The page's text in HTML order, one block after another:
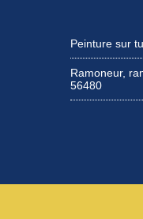
Peinture sur
Ramoneur,
56480